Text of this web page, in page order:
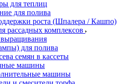
для теплиц
для полива
роста (Шпалера / Кашпо)
рассадных комплексов
для полива
семян в кассеты
машины
машины